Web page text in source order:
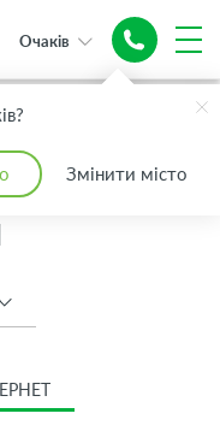
Змінити місто
Очаків
100 Мбіт/с